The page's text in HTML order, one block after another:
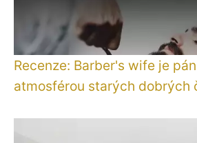
Recenze: Barber's wife je
atmosférou starých dobrých